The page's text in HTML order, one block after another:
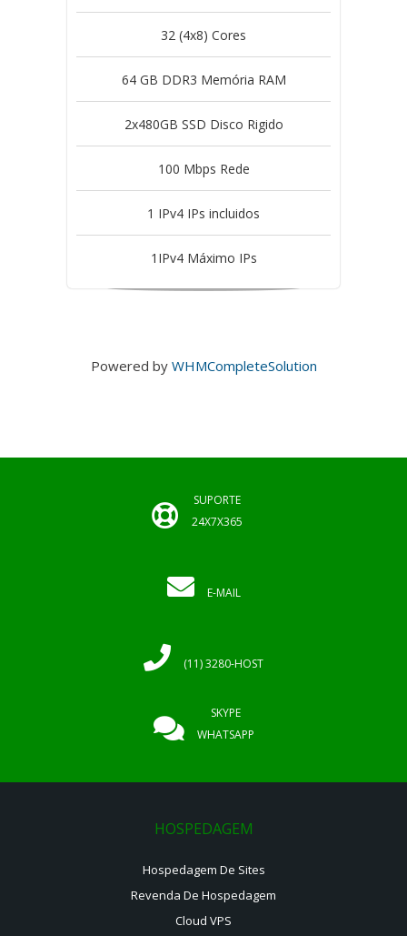
32 (4x8) Cores
64 GB DDR3 Memória RAM
2x480GB SSD Disco Rigido
100 Mbps Rede
1 IPv4 IPs incluidos
1IPv4 Máximo IPs
Powered by WHMCompleteSolution
SUPORTE
24X7X365
E-MAIL
(11) 3280-HOST
SKYPE
WHATSAPP
HOSPEDAGEM
Hospedagem De Sites
Revenda De Hospedagem
Cloud VPS